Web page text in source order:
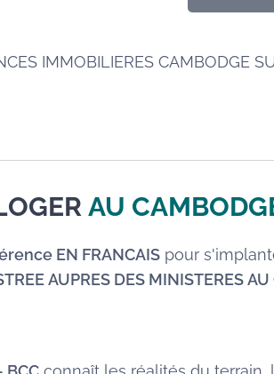
IMMOBILIERES CAMBODGE
AU
EN FRANCAISpour
AUPRES DES MINISTERES